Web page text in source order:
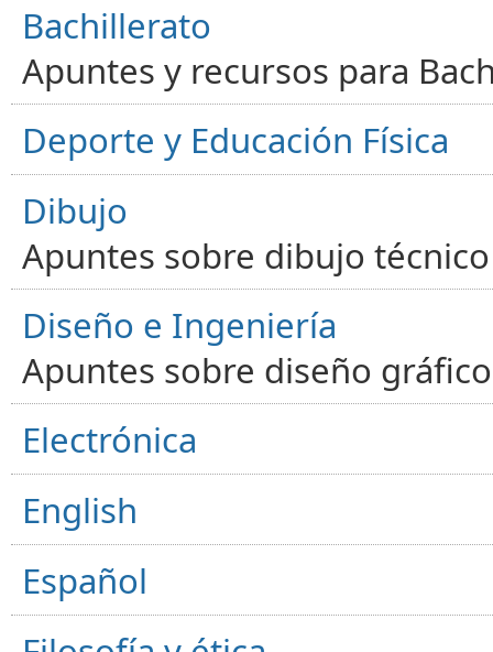
Bachillerato
Apuntes y recursos para
Deporte y Educación Física
Dibujo
Apuntes sobre dibujo
Diseño e Ingeniería
Apuntes sobre diseño
Electrónica
English
Español